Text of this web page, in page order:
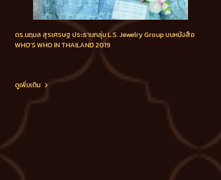
ดร.นฤมล สุรเศรษฐ ประธานกลุ่ม L.S. Jewelry Group บนหนังสือ
WHO’S WHO IN THAILAND 2019
ดูเพิ่มเติม